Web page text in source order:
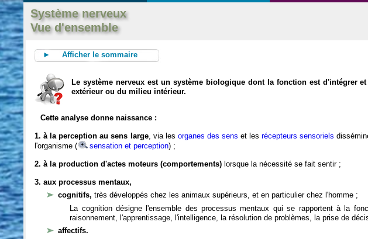
Système nerveux
Vue d'ensemble
► Afficher le sommaire
Le système nerveux est un système biologique dont la fonction est d'intégrer
extérieur ou du milieu intérieur.
Cette analyse donne naissance :
1. à la perception au sens large, via les organes des sens et les récepteurs sensoriels
l'organisme (
sensation et perception) ;
2. à la production d'actes moteurs (comportements) lorsque la nécessité se fait sentir ;
3. aux processus mentaux,
cognitifs,très développés chez les animaux supérieurs, et en particulier chez l'homme ;
La cognition désigne l'ensemble des processus mentaux qui se rapportent à la
raisonnement, l'apprentissage, l'intelligence, la résolution de problèmes, la prise de
affectifs.